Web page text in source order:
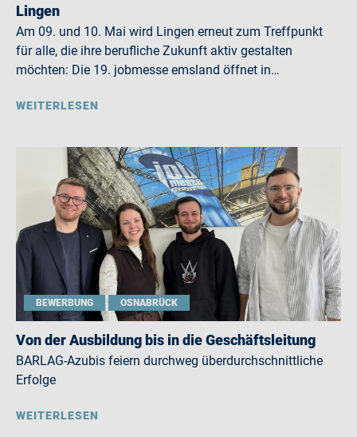
Lingen
Am 09. und 10. Mai wird Lingen erneut zum Treffpunkt
für alle, die ihre berufliche Zukunft aktiv gestalten
möchten: Die 19. jobmesse emsland öffnet in…
WEITERLESEN
BEWERBUNG OSNABRÜCK
Von der Ausbildung bis in die Geschäftsleitung
BARLAG-Azubis feiern durchweg überdurchschnittliche
Erfolge
WEITERLESEN